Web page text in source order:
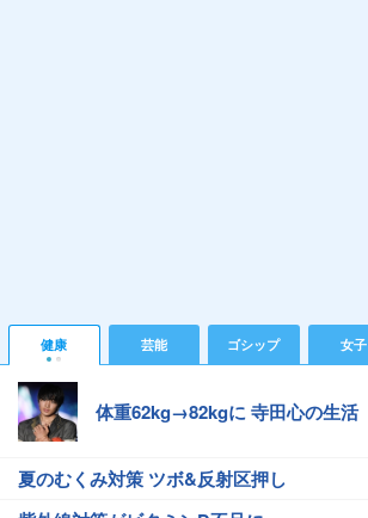
健康 芸能 ゴシップ 女子
体重62kg→82kgに 寺田心の生活
夏のむくみ対策 ツボ&反射区押し